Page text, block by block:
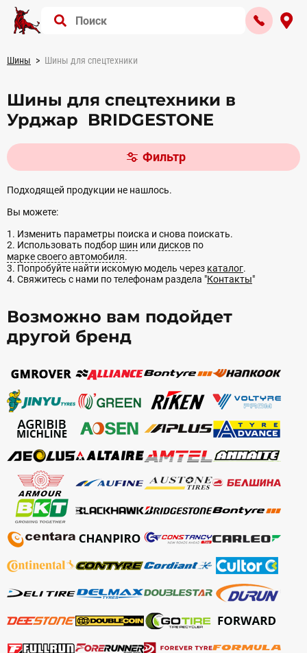
Шины Шины для спецтехники
Шины для спецтехники в
Урджар BRIDGESTONE
Фильтр
Подходящей продукции не нашлось.
Вы можете:
1. Изменить параметры поиска и снова поискать.
2. Использовать подбор шин или дисков по
марке своего автомобиля.
3. Попробуйте найти искомую модель через каталог.
4. Свяжитесь с нами по телефонам раздела "Контакты"
Возможно вам подойдет
другой бренд